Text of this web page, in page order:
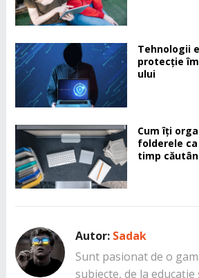
Tehnologii
protecție
ului
Cum îți
folderele
timp
Autor: Sadak
Sunt pasionat de o
subiecte, de la